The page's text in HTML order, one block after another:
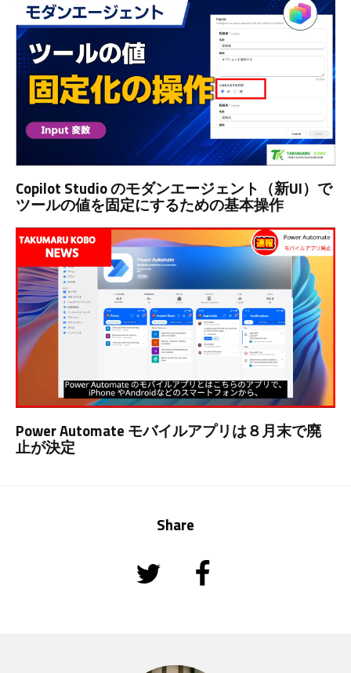
Copilot Studio のモダンエージェント（新UI）で
ツールの値を固定にするための基本操作
Power Automate モバイルアプリは８月末で廃
止が決定
Share